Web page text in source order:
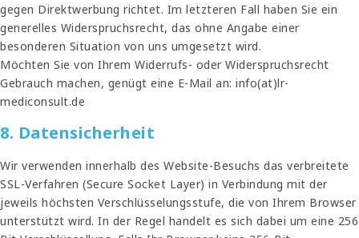
gegen Direktwerbung richtet. Im letzteren Fall haben Sie ein
generelles Widerspruchsrecht, das ohne Angabe einer
besonderen Situation von uns umgesetzt wird.
Möchten Sie von Ihrem Widerrufs- oder Widerspruchsrecht
Gebrauch machen, genügt eine E-Mail an: info(at)lr-
mediconsult.de
8. Datensicherheit
Wir verwenden innerhalb des Website-Besuchs das verbreitete
SSL-Verfahren (Secure Socket Layer) in Verbindung mit der
jeweils höchsten Verschlüsselungsstufe, die von Ihrem Browser
unterstützt wird. In der Regel handelt es sich dabei um eine 256